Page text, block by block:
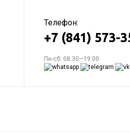
Телефон:
+7 (841) 573-
Пн-сб: 08:30—19:00